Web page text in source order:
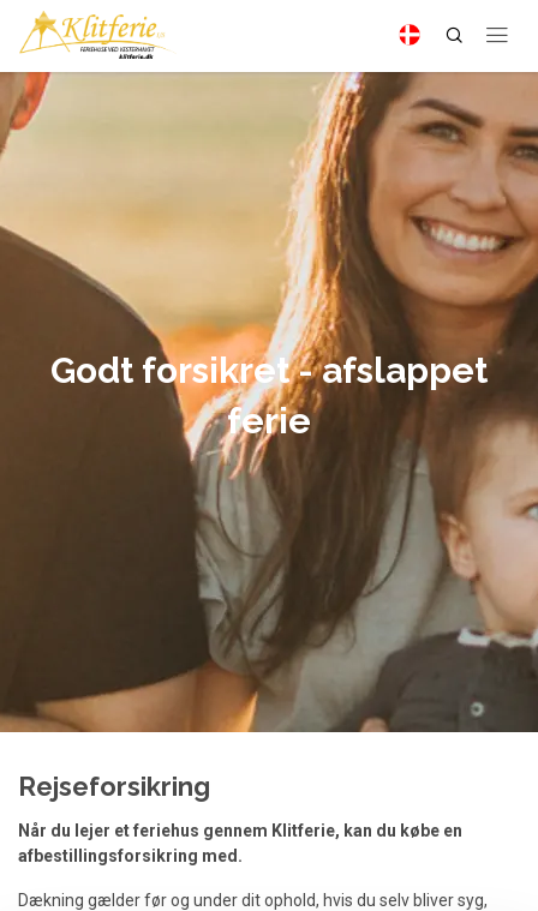
Godt forsikret - afslappet
ferie
Rejseforsikring
Når du lejer et feriehus gennem Klitferie, kan du købe en
afbestillingsforsikring med.
Dækning gælder før og under dit ophold, hvis du selv bliver syg,